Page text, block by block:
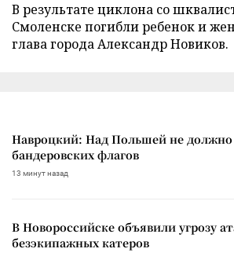
В результате циклона со
Смоленске погибли ребенок и
глава города Александр Новиков.
Навроцкий: Над Польшей не
бандеровских флагов
13 минут назад
В Новороссийске объявили угрозу
безэкипажных катеров